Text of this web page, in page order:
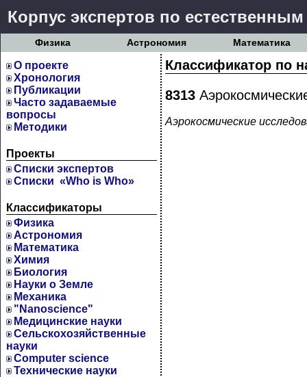
Корпус экспертов по
Физика Астрономия Математика
О проекте
Хронология
Публикации
Часто задаваемые
вопросы
Методики
Проекты
Cписки экспертов
Списки «Who is Who»
Классификаторы
Физика
Астрономия
Математика
Химия
Биология
Науки о Земле
Механика
"Nanoscience"
Медицинские науки
Сельскохозяйственные
науки
Computer science
Технические науки
Классификатор по
8313
Аэрокосмические